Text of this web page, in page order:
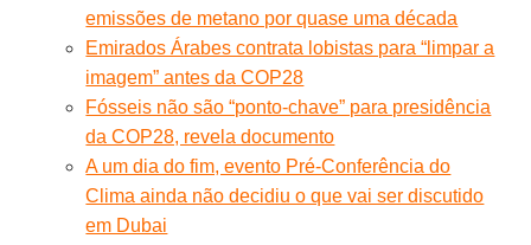
emissões de metano por quase uma década
Emirados Árabes contrata lobistas para “limpar a
imagem” antes da COP28
Fósseis não são “ponto-chave” para presidência
da COP28, revela documento
A um dia do fim, evento Pré-Conferência do
Clima ainda não decidiu o que vai ser discutido
em Dubai